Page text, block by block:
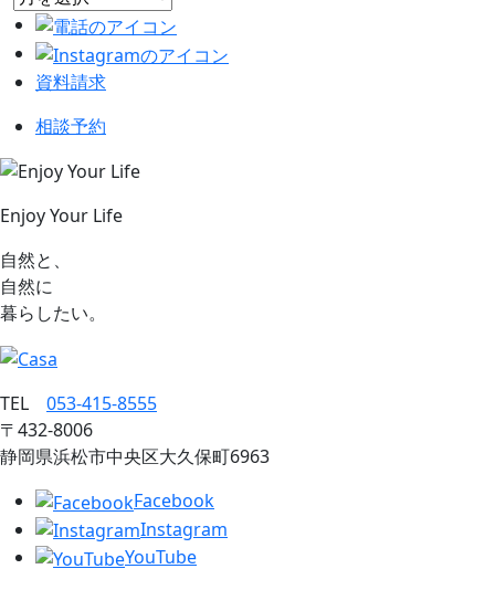
資料請求
相談予約
Enjoy Your Life
自然と、
自然に
暮らしたい。
TEL 053‐415‐8555
〒432‐8006
静岡県浜松市中央区大久保町6963
Facebook
Instagram
YouTube